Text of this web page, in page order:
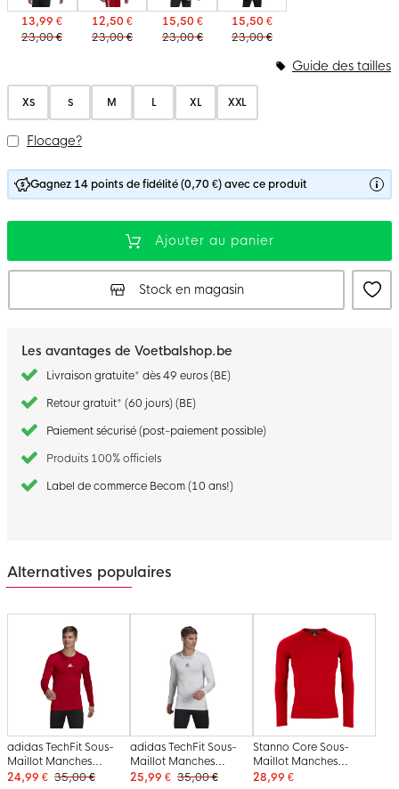
13,99 €
23,00 €
12,50 €
23,00 €
15,50 €
23,00 €
15,50 €
23,00 €
XS S M L XL XXL
Guide des tailles
Flocage?
Gagnez 14 points de fidélité (0,70 €) avec ce produit
Ajouter au panier
Stock en magasin
Les avantages de Voetbalshop.be
Livraison gratuite* dès 49 euros (BE)
Retour gratuit* (60 jours) (BE)
Paiement sécurisé (post-paiement possible)
Produits 100% officiels
Label de commerce Becom (10 ans!)
Alternatives populaires
adidas TechFit Sous-
Maillot Manches
Longues Rouge
24,99 € 35,00 €
adidas TechFit Sous-
Maillot Manches
Longues Blanc
25,99 € 35,00 €
Stanno Core Sous-
Maillot Manches
Longues Rouge
28,99 €